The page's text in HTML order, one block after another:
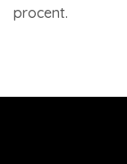
procent.